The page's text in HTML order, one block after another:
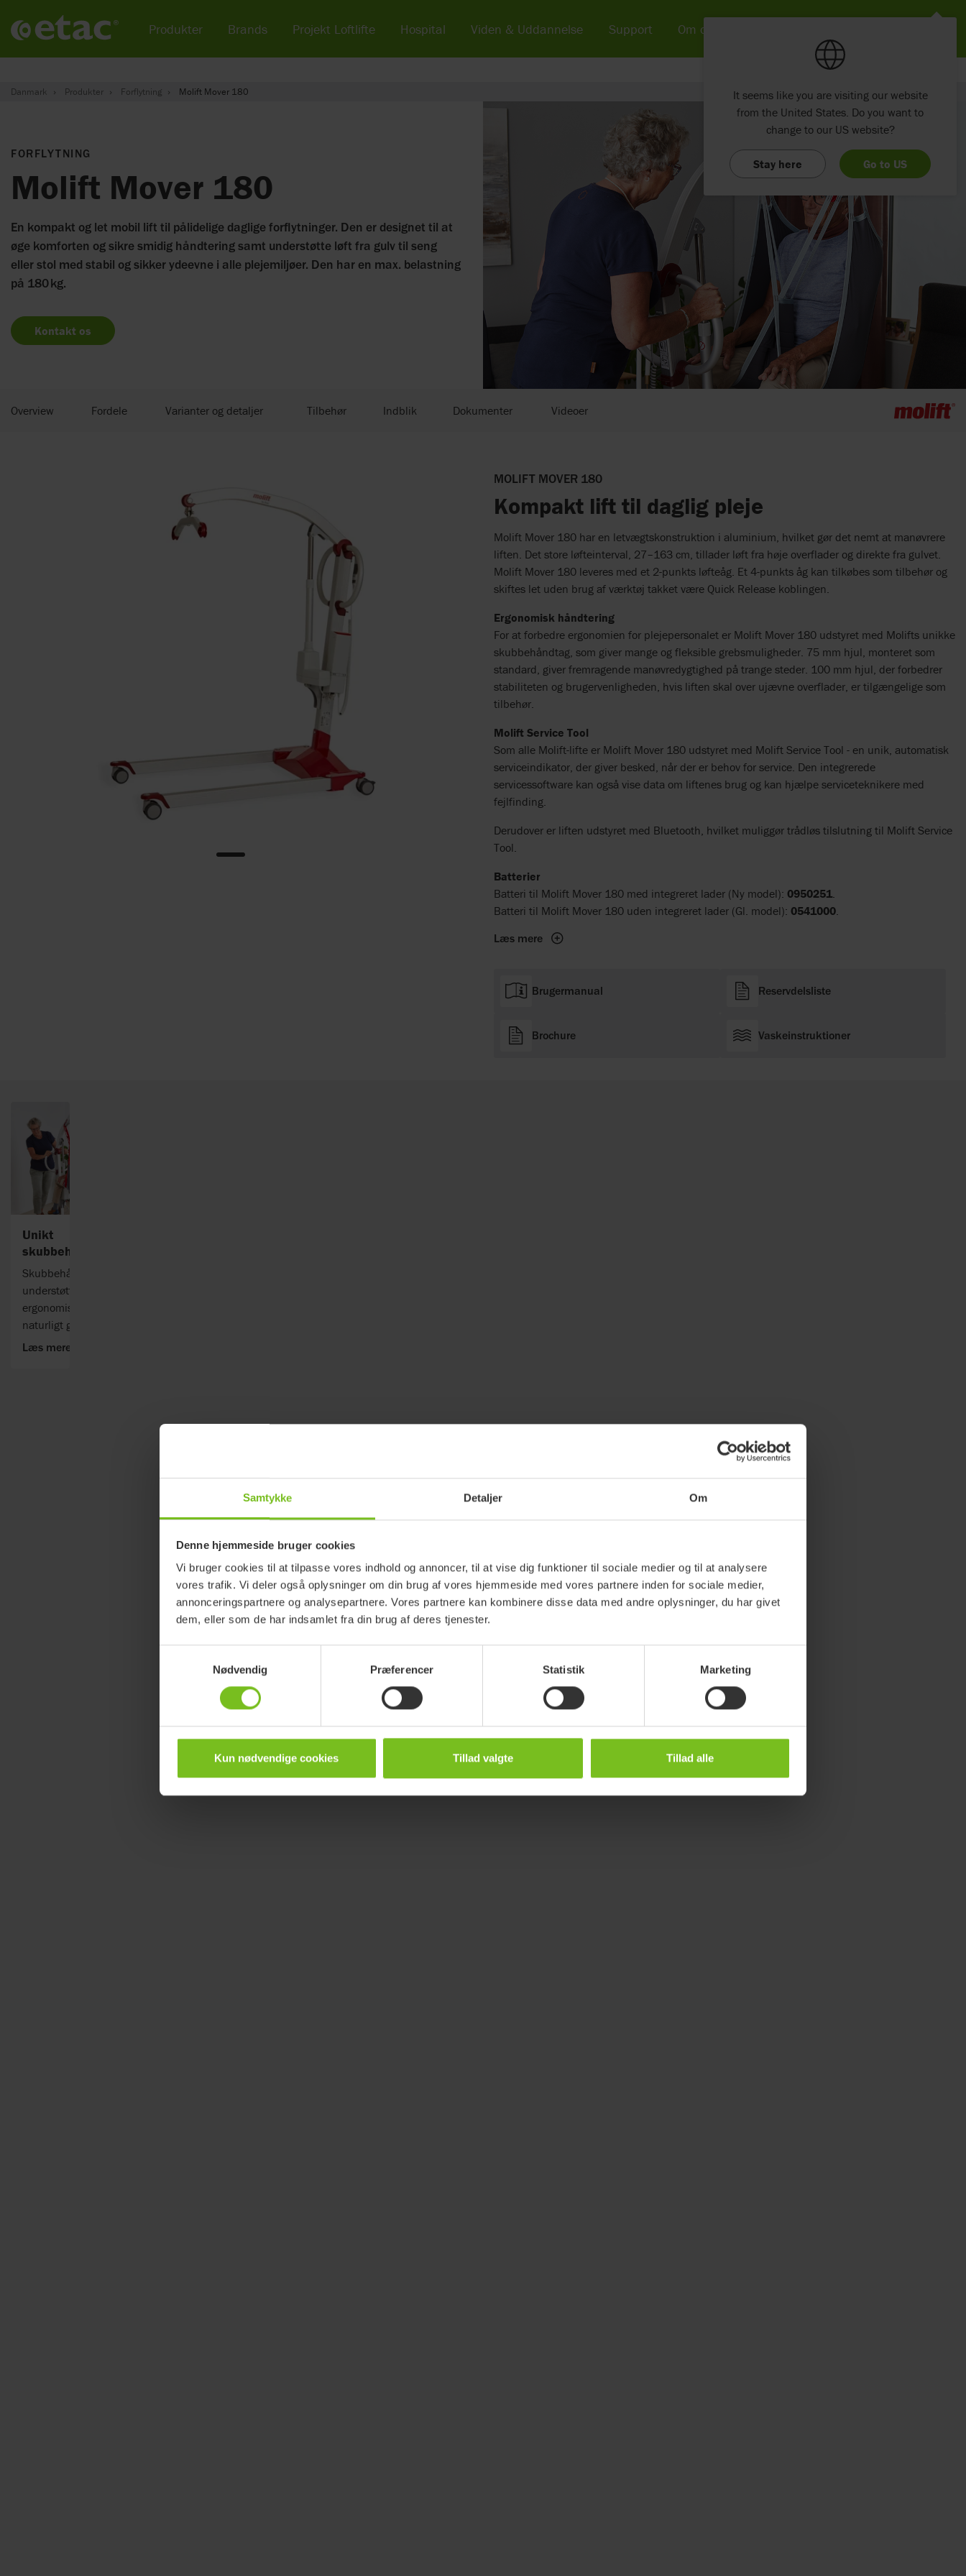
Samtykke Detaljer Om
Denne hjemmeside bruger cookies
Vi bruger cookies til at tilpasse vores indhold og annoncer, til at vise dig funktioner til sociale medier og til at analysere
vores trafik. Vi deler også oplysninger om din brug af vores hjemmeside med vores partnere inden for sociale medier,
annonceringspartnere og analysepartnere. Vores partnere kan kombinere disse data med andre oplysninger, du har givet
dem, eller som de har indsamlet fra din brug af deres tjenester.
Nødvendig
Præferencer Statistik Marketing
Kun nødvendige cookies Tillad valgte Tillad alle
Danmark Produkter Forflytning Molift Mover 180
FORFLYTNING
Molift Mover 180
En kompakt og let mobil lift til pålidelige daglige forflytninger. Den er designet til at
øge komforten og sikre smidig håndtering samt understøtte løft fra gulv til seng
eller stol med stabil og sikker ydeevne i alle plejemiljøer. Den har en max. belastning
på 180 kg.
Kontakt os
Overview Fordele Varianter og detaljer Tilbehør Indblik Dokumenter Videoer
MOLIFT MOVER 180
Kompakt lift til daglig pleje
Molift Mover 180 har en letvægtskonstruktion i aluminium, hvilket gør det nemt at manøvrere
liften. Det store løfteinterval, 27–163 cm, tillader løft fra høje overflader og direkte fra gulvet.
Molift Mover 180 leveres med et 2-punkts løfteåg. Et 4-punkts åg kan tilkøbes som tilbehør og
skiftes let uden brug af værktøj takket være Quick Release koblingen.
Ergonomisk håndtering
For at forbedre ergonomien for plejepersonalet er Molift Mover 180 udstyret med Molifts unikke
skubbehåndtag, som giver mange og fleksible grebsmuligheder. 75 mm hjul, monteret som
standard, giver fremragende manøvredygtighed på trange steder. 100 mm hjul, der forbedrer
stabiliteten og brugervenligheden, hvis liften skal over ujævne overflader, er tilgængelige som
tilbehør.
Molift Service Tool
Som alle Molift-lifte er Molift Mover 180 udstyret med Molift Service Tool - en unik, automatisk
serviceindikator, der giver besked, når der er behov for service. Den integrerede
servicessoftware kan også vise data om liftenes brug og kan hjælpe serviceteknikere med
fejlfinding.
Derudover er liften udstyret med Bluetooth, hvilket muliggør trådløs tilslutning til Molift Service
Tool.
Batterier
Batteri til Molift Mover 180 med integreret lader (Ny model): 0950251
Batteri til Molift Mover 180 uden integreret lader (Gl. model): 0541000
Læs mere
Brugermanual Reservdelsliste
Brochure Vaskeinstruktioner
Unikt
skubbehåndtag
Skubbehåndtaget
understøtter et
ergonomisk og
naturligt greb med
flere forskellige
Læs mere
Produkter Brands Projekt Loftlifte Hospital Viden & Uddannelse Support Om os
It seems like you are visiting our website
from the United States. Do you want to
change to our US website?
Stay here Go to US